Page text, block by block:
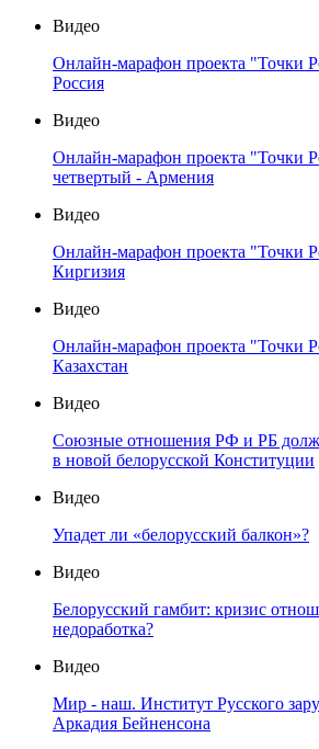
Видео
Онлайн-марафон проекта "Точки
Россия
Видео
Онлайн-марафон проекта "Точки
четвертый - Армения
Видео
Онлайн-марафон проекта "Точки
Киргизия
Видео
Онлайн-марафон проекта "Точки
Казахстан
Видео
Союзные отношения РФ и РБ
в новой белорусской Конституции
Видео
Упадет ли «белорусский балкон»?
Видео
Белорусский гамбит: кризис
недоработка?
Видео
Мир - наш. Институт Русского
Аркадия Бейненсона